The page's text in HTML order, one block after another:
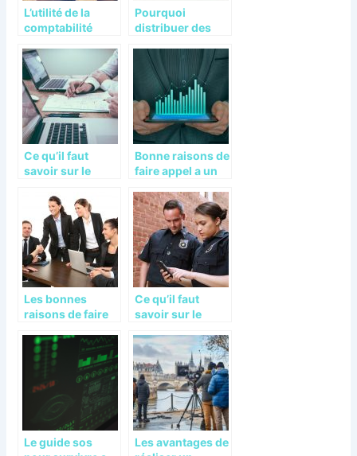
L’utilité de la
comptabilité
entreprise
Pourquoi
distribuer des
entreprise ?
Ce qu’il faut
savoir sur le
Bonne raisons de
faire appel a un
d’entreprise
Les bonnes
raisons de faire
cabinet d’expert-
comptable
Ce qu’il faut
savoir sur le
Le guide sos
Les avantages de